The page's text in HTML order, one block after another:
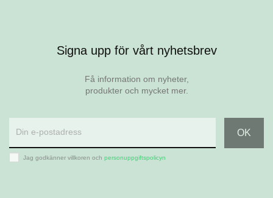
Signa upp för vårt nyhetsbrev
Få information om nyheter,
produkter och mycket mer.
Jag godkänner villkoren och personuppgiftspolicyn